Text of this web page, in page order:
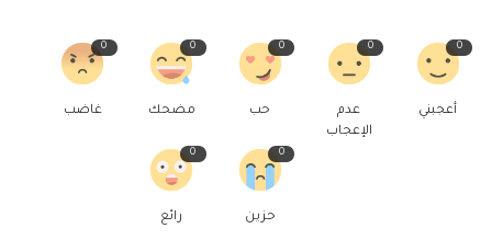
0
أعجبني
0
عدم
الإعجاب
0
حب
0
مضحك
0
غاضب
0
حزين
0
رائع